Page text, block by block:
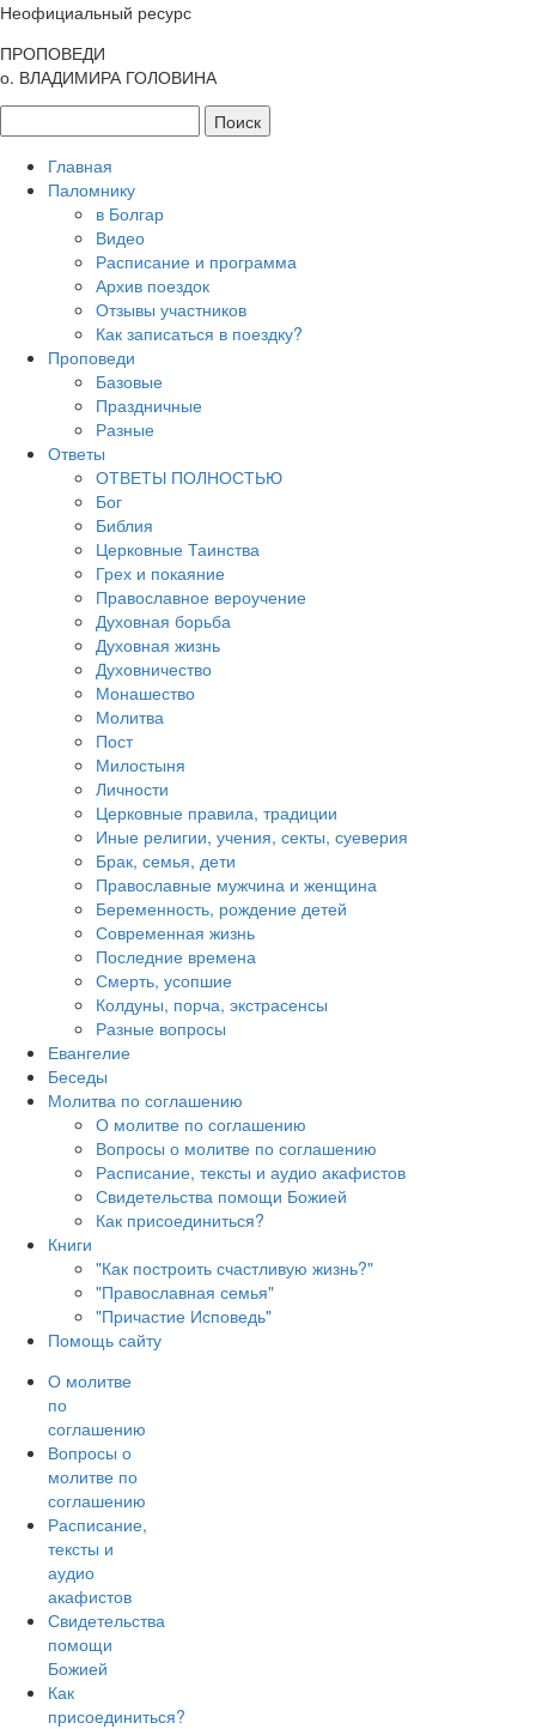
Неофициальный ресурс
ПРОПОВЕДИ
о. ВЛАДИМИРА ГОЛОВИНА
Главная
Паломнику
в Болгар
Видео
Расписание и программа
Архив поездок
Отзывы участников
Как записаться в поездку?
Проповеди
Базовые
Праздничные
Разные
Ответы
ОТВЕТЫ ПОЛНОСТЬЮ
Бог
Библия
Церковные Таинства
Грех и покаяние
Православное вероучение
Духовная борьба
Духовная жизнь
Духовничество
Монашество
Молитва
Пост
Милостыня
Личности
Церковные правила, традиции
Иные религии, учения, секты, суеверия
Брак, семья, дети
Православные мужчина и женщина
Беременность, рождение детей
Современная жизнь
Последние времена
Смерть, усопшие
Колдуны, порча, экстрасенсы
Разные вопросы
Евангелие
Беседы
Молитва по соглашению
О молитве по соглашению
Вопросы о молитве по соглашению
Расписание, тексты и аудио акафистов
Свидетельства помощи Божией
Как присоединиться?
Книги
"Как построить счастливую жизнь?"
"Православная семья"
"Причастие Исповедь"
Помощь сайту
О молитве
по
соглашению
Вопросы о
молитве по
соглашению
Расписание,
тексты и
аудио
акафистов
Свидетельства
помощи
Божией
Как
присоединиться?